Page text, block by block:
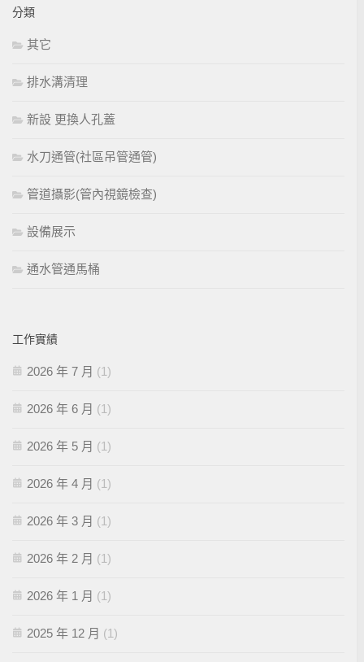
分類
其它
排水溝清理
新設 更換人孔蓋
水刀通管(社區吊管通管)
管道攝影(管內視鏡檢查)
設備展示
通水管通馬桶
工作實績
2026 年 7 月 (1)
2026 年 6 月 (1)
2026 年 5 月 (1)
2026 年 4 月 (1)
2026 年 3 月 (1)
2026 年 2 月 (1)
2026 年 1 月 (1)
2025 年 12 月 (1)